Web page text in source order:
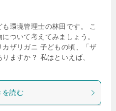
環境管理士の林田です。 こ
ついて考えてみましょう。
ザリガニ 子どもの頃、「ザ
ますか？ 私はといえば、
を読む